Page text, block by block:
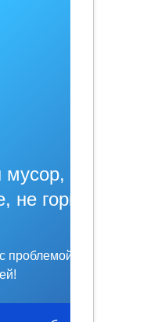
яма
не горит
проблемой —